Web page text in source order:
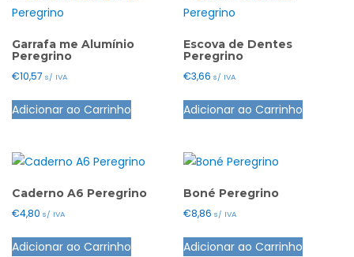
Garrafa me Alumínio
Peregrino
€10,57 s/ IVA
Adicionar ao Carrinho
Escova de Dentes
Peregrino
€3,66 s/ IVA
Adicionar ao Carrinho
Caderno A6 Peregrino
€4,80 s/ IVA
Adicionar ao Carrinho
Boné Peregrino
€8,86 s/ IVA
Adicionar ao Carrinho